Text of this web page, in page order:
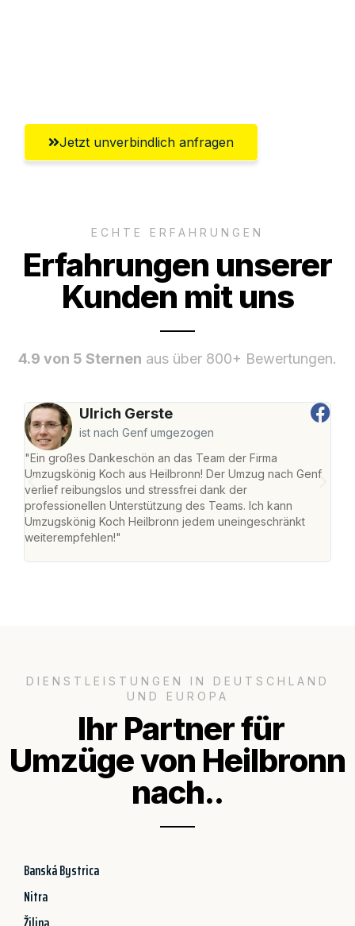
Jetzt unverbindlich anfragen
ECHTE ERFAHRUNGEN
Erfahrungen unserer
Kunden mit uns
4.9 von 5 Sternen aus über 800+ Bewertungen.
Ulrich Gerste
ist nach Genf umgezogen
"Ein großes Dankeschön an das Team der Firma
Umzugskönig Koch aus Heilbronn! Der Umzug nach Genf
verlief reibungslos und stressfrei dank der
professionellen Unterstützung des Teams. Ich kann
Umzugskönig Koch Heilbronn jedem uneingeschränkt
weiterempfehlen!"
DIENSTLEISTUNGEN IN DEUTSCHLAND
UND EUROPA
Ihr Partner für
Umzüge von Heilbronn
nach..
Banská Bystrica
Nitra